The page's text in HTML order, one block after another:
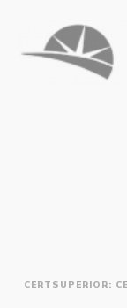
CERTSUPERIOR: